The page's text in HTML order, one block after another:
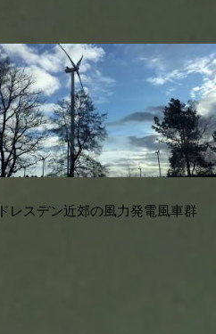
ドレスデン近郊の風力発電風車群